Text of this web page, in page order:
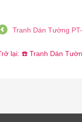
Tranh Dán Tường
lại: ☎️ Tranh Dán